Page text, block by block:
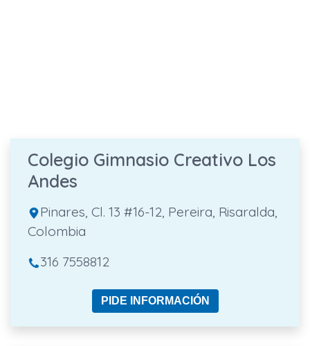
Colegio Gimnasio Creativo Los
Andes
Pinares, Cl. 13 #16-12, Pereira, Risaralda,
Colombia
316 7558812
PIDE INFORMACIÓN